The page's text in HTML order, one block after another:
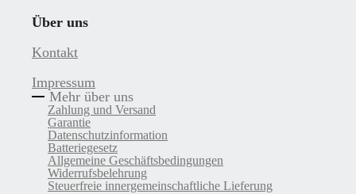
Über uns
Kontakt
Impressum
Mehr über uns
Zahlung und Versand
Garantie
Datenschutzinformation
Batteriegesetz
Allgemeine Geschäftsbedingungen
Widerrufsbelehrung
Steuerfreie innergemeinschaftliche Lieferung